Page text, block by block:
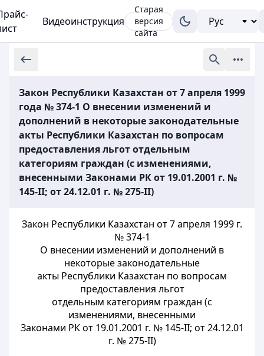
Видеоинструкция
Старая
версия
сайта
Закон Республики Казахстан от 7 апреля 1999
года № 374-1 О внесении изменений и
дополнений в некоторые законодательные
акты Республики Казахстан по вопросам
предоставления льгот отдельным
категориям граждан (с изменениями,
внесенными Законами РК от 19.01.2001 г. №
145-II; от 24.12.01 г. № 275-II)
Закон Республики Казахстан от 7 апреля 1999 г.
№ 374-1
О внесении изменений и дополнений в
некоторые законодательные
акты Республики Казахстан по вопросам
предоставления льгот
отдельным категориям граждан (с
изменениями, внесенными
Законами РК от 19.01.2001 г. № 145-II; от 24.12.01
г. № 275-II)